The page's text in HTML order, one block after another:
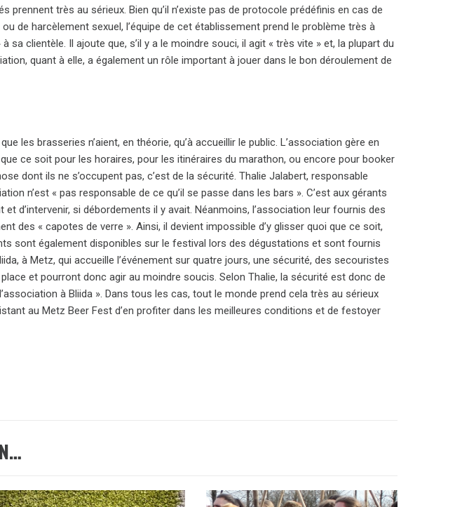
très au sérieux. Bien qu’il n’existe pas de protocole prédéfinis en cas de
de harcèlement sexuel, l’équipe de cet établissement prend le problème très à
clientèle. Il ajoute que, s’il y a le moindre souci, il agit « très vite » et, la plupart du
quant à elle, a également un rôle important à jouer dans le bon déroulement de
les brasseries n’aient, en théorie, qu’à accueillir le public. L’association gère en
ce soit pour les horaires, pour les itinéraires du marathon, ou encore pour booker
dont ils ne s’occupent pas, c’est de la sécurité. Thalie Jalabert, responsable
n’est « pas responsable de ce qu’il se passe dans les bars ». C’est aux gérants
et d’intervenir, si débordements il y avait. Néanmoins, l’association leur fournis des
des « capotes de verre ». Ainsi, il devient impossible d’y glisser quoi que ce soit,
sont également disponibles sur le festival lors des dégustations et sont fournis
à Metz, qui accueille l’événement sur quatre jours, une sécurité, des secouristes
et pourront donc agir au moindre soucis. Selon Thalie, la sécurité est donc de
à Bliida ». Dans tous les cas, tout le monde prend cela très au sérieux
au Metz Beer Fest d’en profiter dans les meilleures conditions et de festoyer